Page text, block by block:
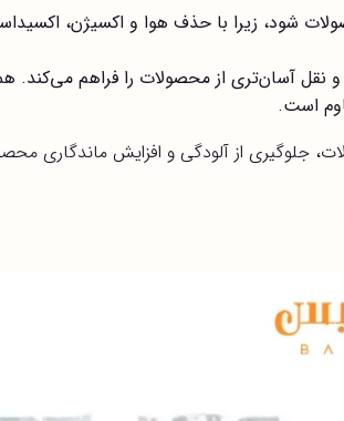
شود، زیرا با حذف هوا و اکسیژن،
آسان‌تری از محصولات را فراهم می‌کند.
است.
جلوگیری از آلودگی و افزایش ماندگاری